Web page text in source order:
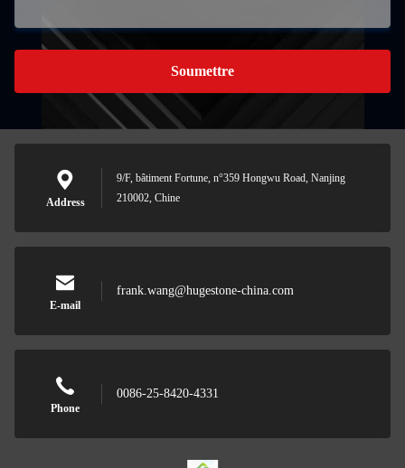
Soumettre
Address
9/F, bâtiment Fortune, n°359 Hongwu Road, Nanjing
210002, Chine
E-mail
frank.wang@hugestone-china.com
Phone
0086-25-8420-4331